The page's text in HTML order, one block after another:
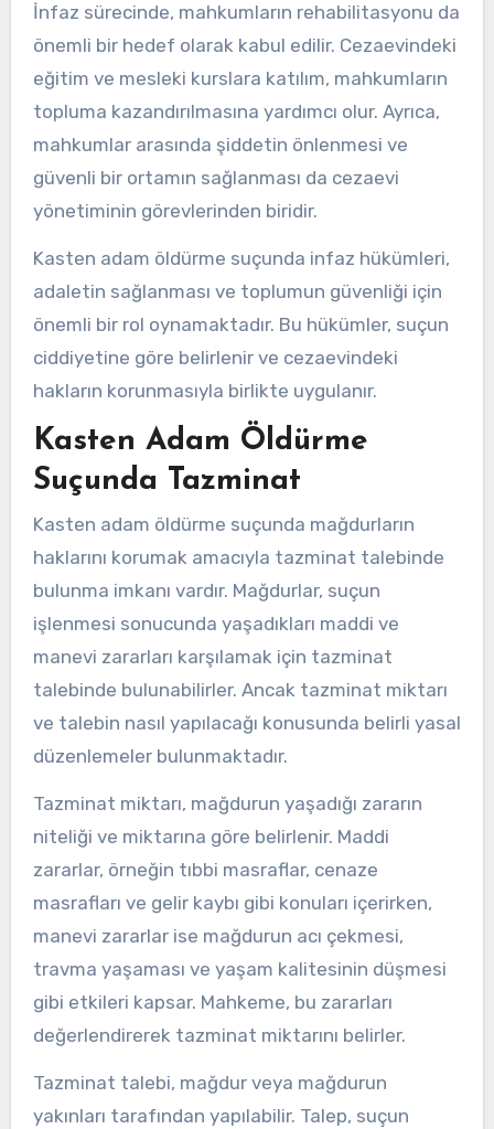
İnfaz sürecinde, mahkumların rehabilitasyonu da
önemli bir hedef olarak kabul edilir. Cezaevindeki
eğitim ve mesleki kurslara katılım, mahkumların
topluma kazandırılmasına yardımcı olur. Ayrıca,
mahkumlar arasında şiddetin önlenmesi ve
güvenli bir ortamın sağlanması da cezaevi
yönetiminin görevlerinden biridir.
Kasten adam öldürme suçunda infaz hükümleri,
adaletin sağlanması ve toplumun güvenliği için
önemli bir rol oynamaktadır. Bu hükümler, suçun
ciddiyetine göre belirlenir ve cezaevindeki
hakların korunmasıyla birlikte uygulanır.
Kasten Adam Öldürme
Suçunda Tazminat
Kasten adam öldürme suçunda mağdurların
haklarını korumak amacıyla tazminat talebinde
bulunma imkanı vardır. Mağdurlar, suçun
işlenmesi sonucunda yaşadıkları maddi ve
manevi zararları karşılamak için tazminat
talebinde bulunabilirler. Ancak tazminat miktarı
ve talebin nasıl yapılacağı konusunda belirli yasal
düzenlemeler bulunmaktadır.
Tazminat miktarı, mağdurun yaşadığı zararın
niteliği ve miktarına göre belirlenir. Maddi
zararlar, örneğin tıbbi masraflar, cenaze
masrafları ve gelir kaybı gibi konuları içerirken,
manevi zararlar ise mağdurun acı çekmesi,
travma yaşaması ve yaşam kalitesinin düşmesi
gibi etkileri kapsar. Mahkeme, bu zararları
değerlendirerek tazminat miktarını belirler.
Tazminat talebi, mağdur veya mağdurun
yakınları tarafından yapılabilir. Talep, suçun